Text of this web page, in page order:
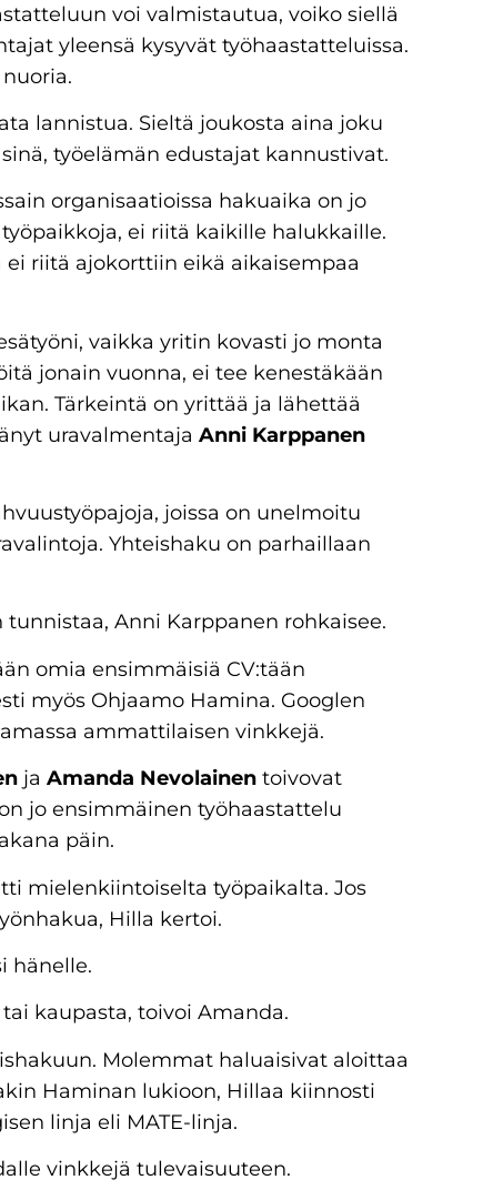
voi valmistautua, voiko siellä
yleensä kysyvät työhaastatteluissa.
lannistua. Sieltä joukosta aina joku
työelämän edustajat kannustivat.
organisaatioissa hakuaika on jo
ei riitä kaikille halukkaille.
ei riitä ajokorttiin eikä aikaisempaa
vaikka yritin kovasti jo monta
jonain vuonna, ei tee kenestäkään
Tärkeintä on yrittää ja lähettää
uravalmentaja Anni Karppanen
joissa on unelmoitu
Yhteishaku on parhaillaan
Anni Karppanen rohkaisee.
omia ensimmäisiä CV:tään
myös Ohjaamo Hamina. Googlen
ammattilaisen vinkkejä.
ja Amanda Nevolainen toivovat
jo ensimmäinen työhaastattelu
päin.
mielenkiintoiselta työpaikalta. Jos
Hilla kertoi.
hänelle.
kaupasta, toivoi Amanda.
Molemmat haluaisivat aloittaa
Haminan lukioon, Hillaa kiinnosti
linja eli MATE-linja.
vinkkejä tulevaisuuteen.